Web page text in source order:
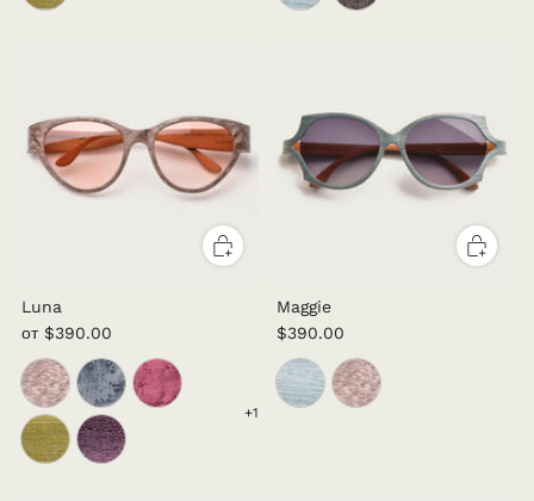
Luna
от $390.00
+1
Maggie
$390.00